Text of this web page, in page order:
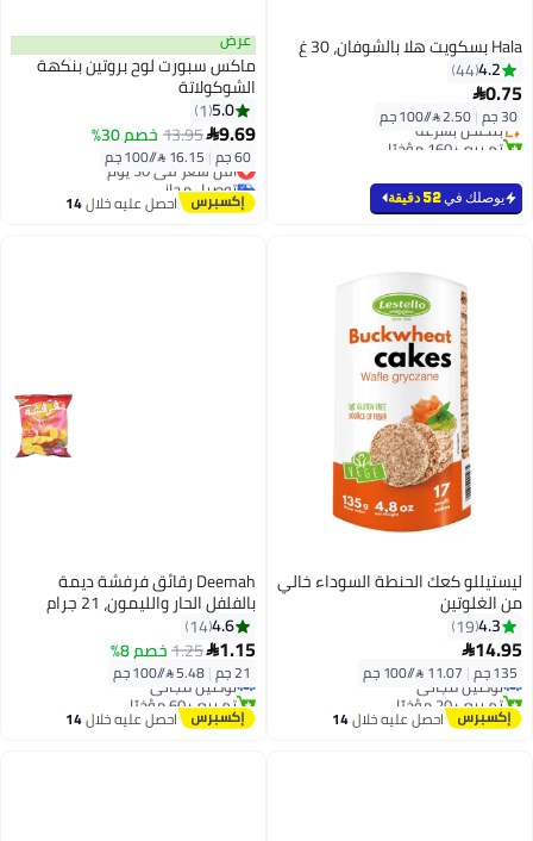
Hala بسكويت هلا بالشوفان، 30 غ
4.2
44
0.75
30 جم |2.50 /⁨/100 جم⁩
بتخلّص بسرعة
تم بيع +160 مؤخرًا
بتخلّص بسرعة
يوصلك في52 دقيقة
عرض
ماكس سبورت لوح بروتين بنكهة
الشوكولاتة
5.0
1
9.69
13.95خصم 30%
60 جم |
أقل سعر في 30 يوم
توصيل مجاني
أقل سعر في 30 يوماحصل عليه خلال14
ليستيللو كعك الحنطة السوداء خالي
من الغلوتين
4.3
19
14.95
135 جم |
توصيل مجاني
تم بيع +20 مؤخرًا
توصيل مجانياحصل عليه خلال14
Deemah رقائق فرفشة ديمة
بالفلفل الحار والليمون، 21 جرام
4.6
14
1.15
1.25خصم 8%
21 جم |5.48 /⁨/100 جم⁩
توصيل مجاني
تم بيع +60 مؤخرًا
توصيل مجانياحصل عليه خلال14